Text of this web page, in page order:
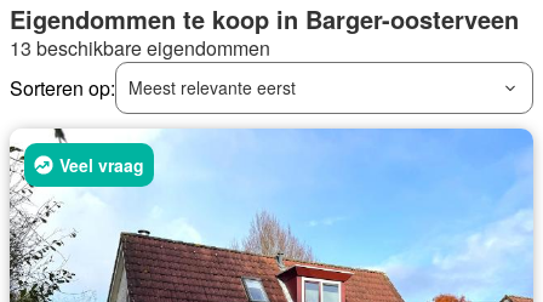
Eigendommen te koop in Barger-oosterveen
13 beschikbare eigendommen
Sorteren op:
Meest relevante eerst
Veel vraag